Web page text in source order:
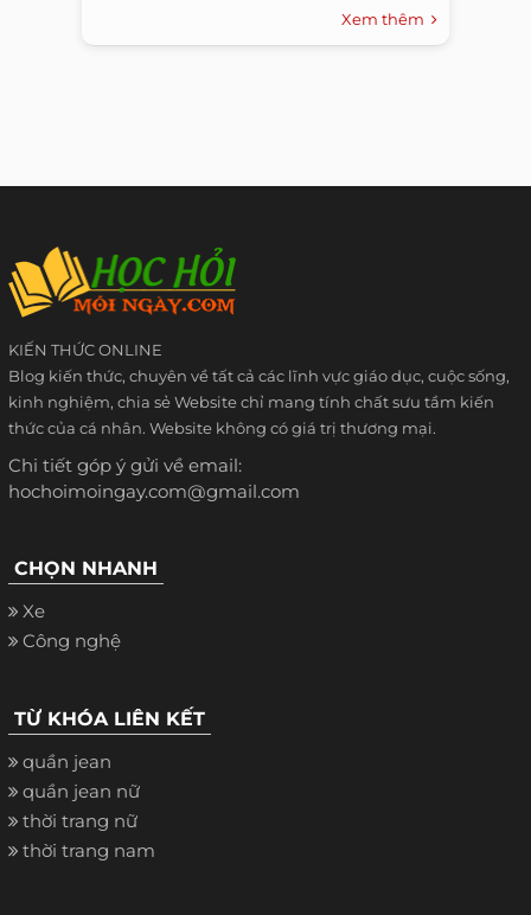
Xem thêm
KIẾN THỨC ONLINE
Blog kiến thức, chuyên về tất cả các lĩnh vực giáo dục, cuộc sống,
kinh nghiệm, chia sẻ Website chỉ mang tính chất sưu tầm kiến
thức của cá nhân. Website không có giá trị thương mại.
Chi tiết góp ý gửi về email:
hochoimoingay.com@gmail.com
CHỌN NHANH
Xe
Công nghệ
TỪ KHÓA LIÊN KẾT
quần jean
quần jean nữ
thời trang nữ
thời trang nam